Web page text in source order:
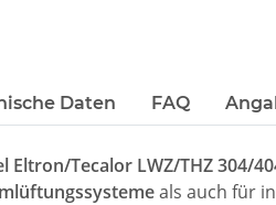
Daten FAQ
Tecalor LWZ/THZ 304/
als auch für